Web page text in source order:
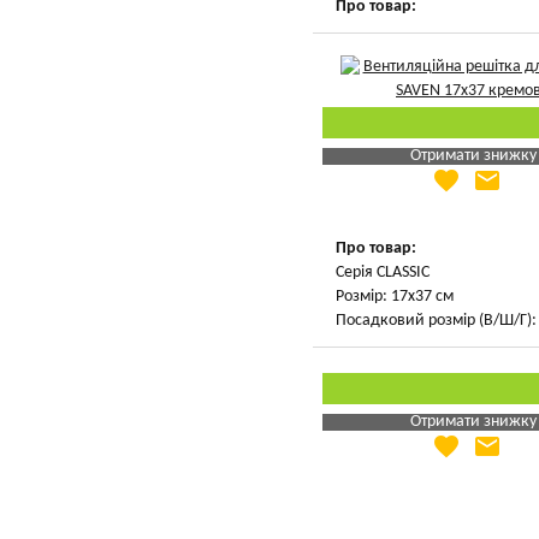
Про товар:
Отримати знижку
Яка Ваша ціна
favorite email
Про товар:
Серія CLASSIC
Розмір: 17х37 см
Посадковий розмір (В/Ш/Г):
Отримати знижку
Яка Ваша ціна
favorite email